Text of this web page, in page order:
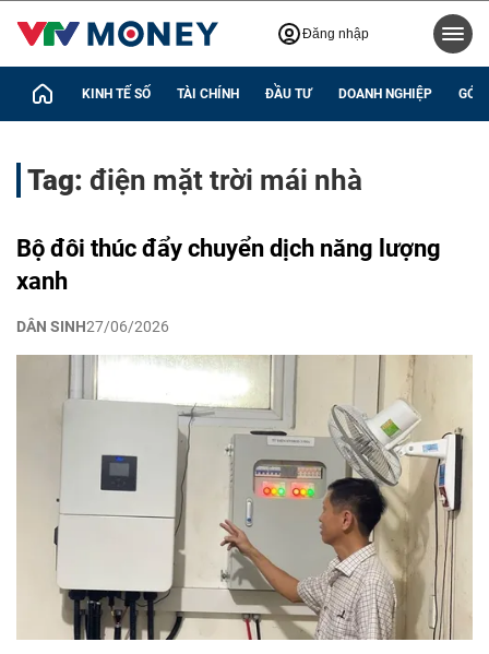
Đăng nhập
KINH TẾ SỐ TÀI CHÍNH ĐẦU TƯ DOANH NGHIỆP GÓC
Tag: điện mặt trời mái nhà
Bộ đôi thúc đẩy chuyển dịch năng lượng
xanh
DÂN SINH27/06/2026